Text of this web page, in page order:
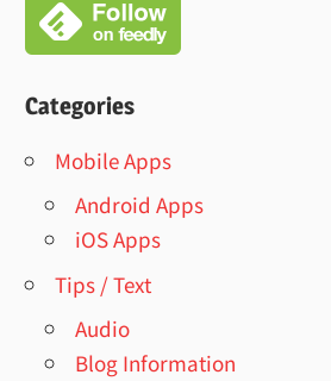
Categories
Mobile Apps
Android Apps
iOS Apps
Tips / Text
Audio
Blog Information